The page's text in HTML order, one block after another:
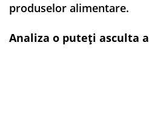
produselor alimentare.
Analiza o puteți asculta